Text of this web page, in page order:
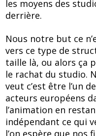
les moyens des
derrière.
Nous notre but ce
vers ce type de
taille là, ou alors ça
le rachat du studio.
veut c’est être l’un
acteurs européens
l’animation en
indépendant ce qui
l’on espère que nos